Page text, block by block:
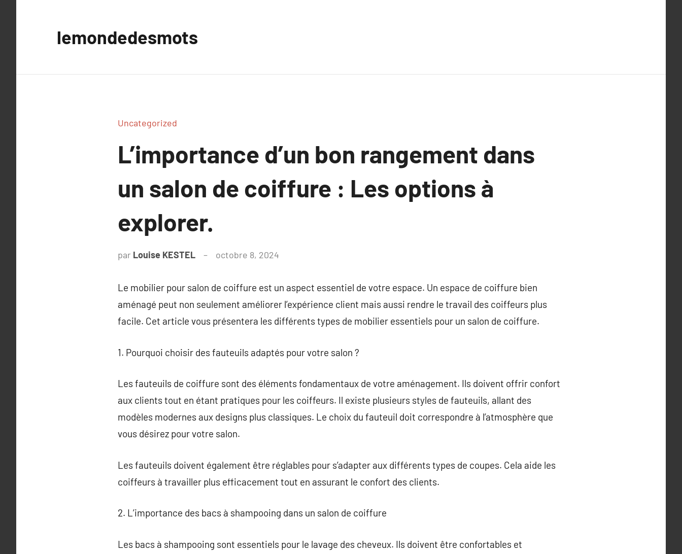
lemondedesmots
Uncategorized
L’importance d’un bon rangement dans
un salon de coiffure : Les options à
explorer.
par Louise KESTEL octobre 8, 2024
Le mobilier pour salon de coiffure est un aspect essentiel de votre espace. Un espace de coiffure bien
aménagé peut non seulement améliorer l’expérience client mais aussi rendre le travail des coiffeurs plus
facile. Cet article vous présentera les différents types de mobilier essentiels pour un salon de coiffure.
1. Pourquoi choisir des fauteuils adaptés pour votre salon ?
Les fauteuils de coiffure sont des éléments fondamentaux de votre aménagement. Ils doivent offrir confort
aux clients tout en étant pratiques pour les coiffeurs. Il existe plusieurs styles de fauteuils, allant des
modèles modernes aux designs plus classiques. Le choix du fauteuil doit correspondre à l’atmosphère que
vous désirez pour votre salon.
Les fauteuils doivent également être réglables pour s’adapter aux différents types de coupes. Cela aide les
coiffeurs à travailler plus efficacement tout en assurant le confort des clients.
2. L’importance des bacs à shampooing dans un salon de coiffure
Les bacs à shampooing sont essentiels pour le lavage des cheveux. Ils doivent être confortables et